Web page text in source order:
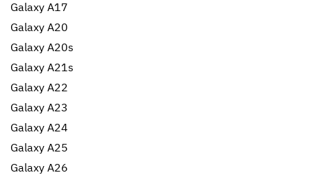
Galaxy A17
Galaxy A20
Galaxy A20s
Galaxy A21s
Galaxy A22
Galaxy A23
Galaxy A24
Galaxy A25
Galaxy A26